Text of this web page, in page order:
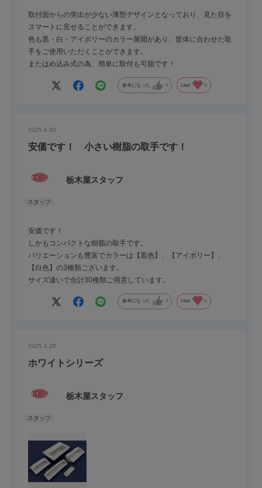
取付面からの突出が少ない薄型デザインとなっており、見た目を
スマートに見せることができます。
色も黒・白・アイボリーのカラー展開があり、筐体に合わせた取
手をご使用いただくことができます。
またはめ込み式の為、簡単に取付も可能です！
参考になった 0 Like! 0
2025.4.30
安価です！ 小さい樹脂の取手です！
栃木屋スタッフ
安価です！
しかもコンパクトな樹脂の取手です。
バリエーションも豊富でカラーは【黒色】、【アイボリー】、
【白色】の3種類ございます。
サイズ違いで合計30種類ご用意しています。
参考になった 0 Like! 0
2025.4.28
ホワイトシリーズ
栃木屋スタッフ